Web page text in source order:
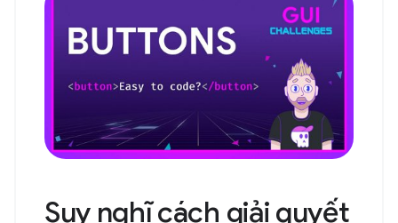
Suy nghĩ cách giải quyết